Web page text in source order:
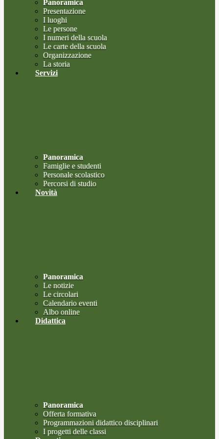
Panoramica
Presentazione
I luoghi
Le persone
I numeri della scuola
Le carte della scuola
Organizzazione
La storia
Servizi
Panoramica
Famiglie e studenti
Personale scolastico
Percorsi di studio
Novità
Panoramica
Le notizie
Le circolari
Calendario eventi
Albo online
Didattica
Panoramica
Offerta formativa
Programmazioni didattico disciplinari
I progetti delle classi